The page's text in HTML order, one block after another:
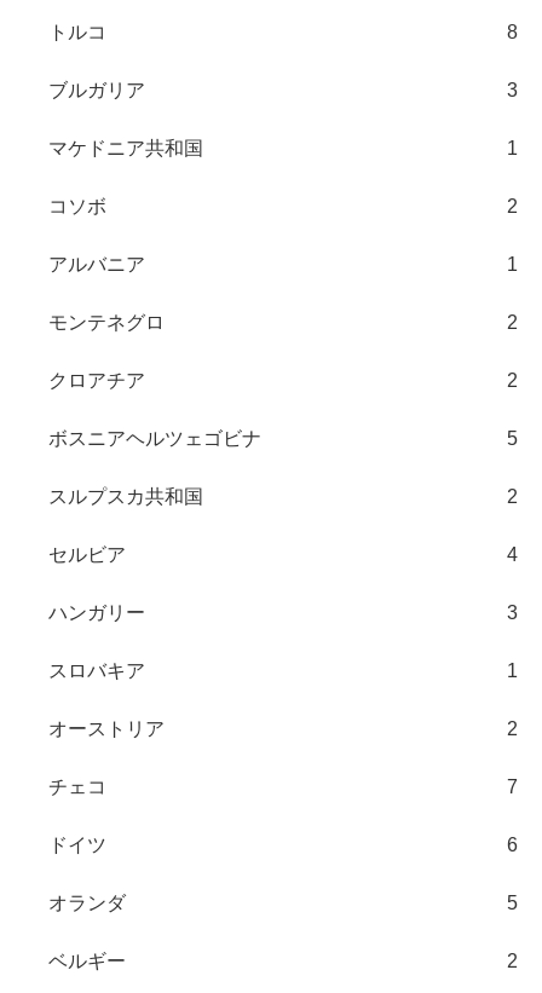
トルコ 8
ブルガリア 3
マケドニア共和国 1
コソボ 2
アルバニア 1
モンテネグロ 2
クロアチア 2
ボスニアヘルツェゴビナ 5
スルプスカ共和国 2
セルビア 4
ハンガリー 3
スロバキア 1
オーストリア 2
チェコ 7
ドイツ 6
オランダ 5
ベルギー 2